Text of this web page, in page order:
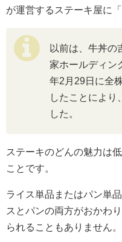
が運営するステーキ屋に「
以前は、牛丼の
家ホールディン
年2月29日に全
したことにより
した。
ステーキのどんの魅力は
ことです。
ライス単品またはパン単
スとパンの両方がおかわ
られることもありません。